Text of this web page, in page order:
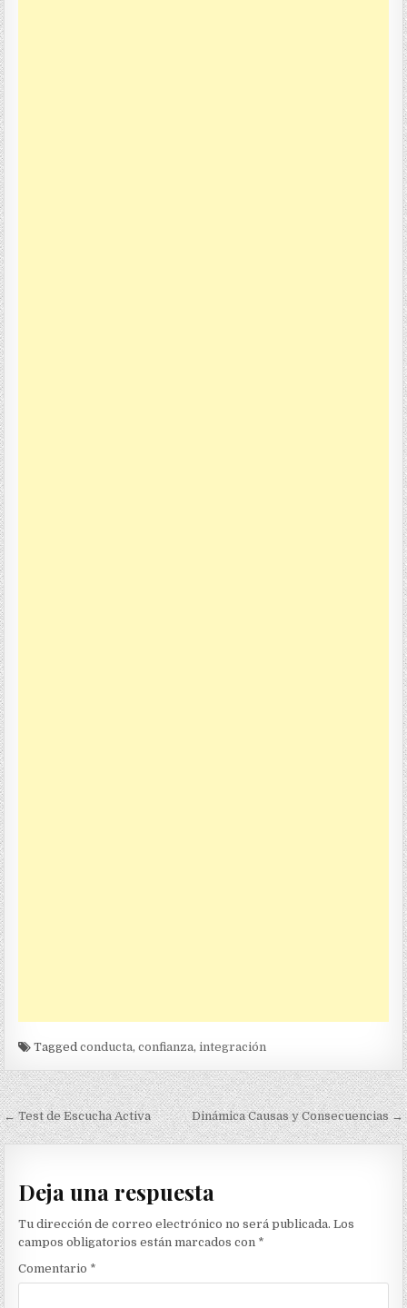
Taggedconducta,confianza,integración
Navegación
de
entradas
← Test de Escucha Activa Dinámica Causas y Consecuencias →
Deja una respuesta
Tu dirección de correo electrónico no será publicada. Los
campos obligatorios están marcados con *
Comentario *